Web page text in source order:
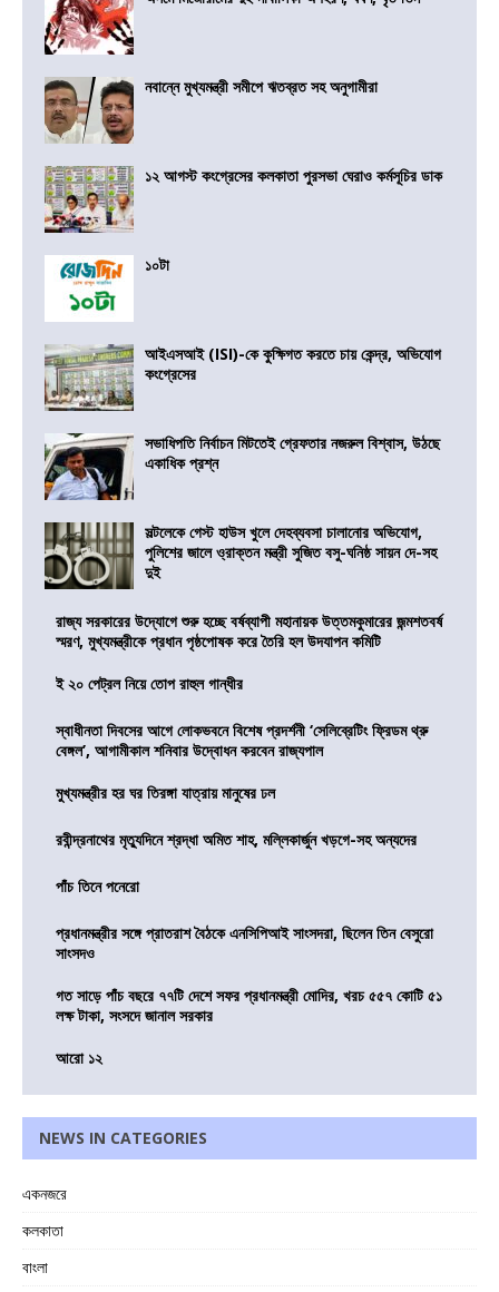
নবান্নে মুখ্যমন্ত্রী সমীপে ঋতব্রত সহ অনুগামীরা
১২ আগস্ট কংগ্রেসের কলকাতা পুরসভা ঘেরাও কর্মসূচির ডাক
১০টা
আইএসআই (ISI)-কে কুক্ষিগত করতে চায় কেন্দ্র, অভিযোগ
কংগ্রেসের
সভাধিপতি নির্বাচন মিটতেই গ্রেফতার নজরুল বিশ্বাস, উঠছে
একাধিক প্রশ্ন
সল্টলেকে গেস্ট হাউস খুলে দেহব্যবসা চালানোর অভিযোগ,
পুলিশের জালে ও্রাক্তন মন্ত্রী সুজিত বসু-ঘনিষ্ঠ সায়ন দে-সহ
দুই
রাজ্য সরকারের উদ্যোগে শুরু হচ্ছে বর্ষব্যাপী মহানায়ক উত্তমকুমারের জন্মশতবর্ষ
স্মরণ, মুখ্যমন্ত্রীকে প্রধান পৃষ্ঠপোষক করে তৈরি হল উদযাপন কমিটি
ই ২০ পেট্রল নিয়ে তোপ রাহুল গান্ধীর
স্বাধীনতা দিবসের আগে লোকভবনে বিশেষ প্রদর্শনী ‘সেলিব্রেটিং ফ্রিডম থ্রু
বেঙ্গল’, আগামীকাল শনিবার উদ্বোধন করবেন রাজ্যপাল
মুখ্যমন্ত্রীর হর ঘর তিরঙ্গা যাত্রায় মানুষের ঢল
রবীন্দ্রনাথের মৃত্যুদিনে শ্রদ্ধা অমিত শাহ, মল্লিকার্জুন খড়গে-সহ অন্যদের
পাঁচ তিনে পনেরো
প্রধানমন্ত্রীর সঙ্গে প্রাতরাশ বৈঠকে এনসিপিআই সাংসদরা, ছিলেন তিন বেসুরো
সাংসদও
গত সাড়ে পাঁচ বছরে ৭৭টি দেশে সফর প্রধানমন্ত্রী মোদির, খরচ ৫৫৭ কোটি ৫১
লক্ষ টাকা, সংসদে জানাল সরকার
আরো ১২
NEWS IN CATEGORIES
একনজরে
কলকাতা
বাংলা